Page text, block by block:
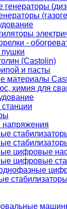
генераторы
-
(Castolin)
и пасты
материалы
химия для
напряжения
цифровые
цифровые